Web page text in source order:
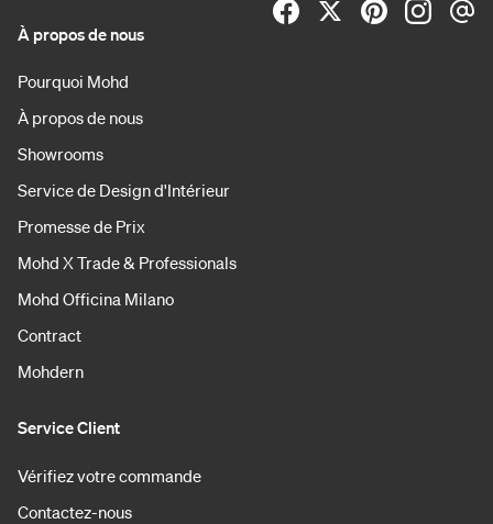
À propos de nous
Pourquoi Mohd
À propos de nous
Showrooms
Service de Design d'Intérieur
Promesse de Prix
Mohd X Trade & Professionals
Mohd Officina Milano
Contract
Mohdern
Service Client
Vérifiez votre commande
Contactez-nous